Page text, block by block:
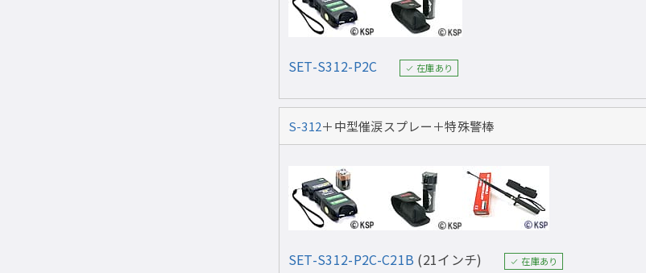
SET-S312-P2C 在庫あり
S-312＋中型催涙スプレー＋特殊警棒
SET-S312-P2C-C21B (21インチ) 在庫あり